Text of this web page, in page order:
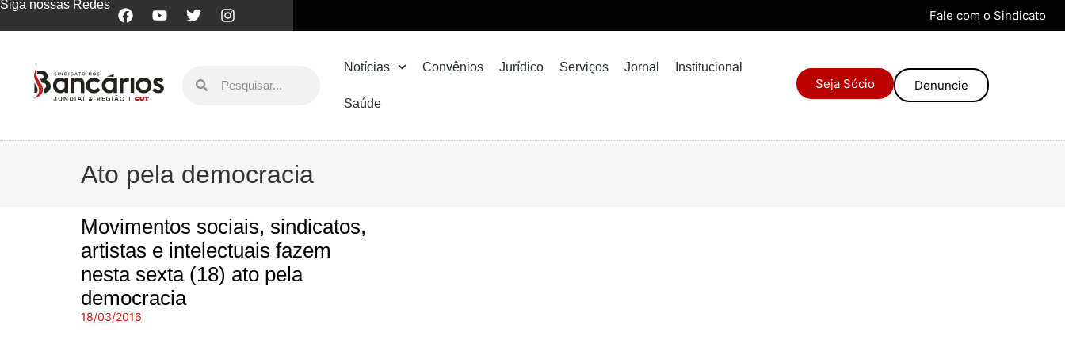
Siga nossas Redes
Fale com o Sindicato
Notícias Convênios Jurídico Serviços Jornal Institucional
Saúde
Seja Sócio Denuncie
Ato pela democracia
Movimentos sociais, sindicatos,
artistas e intelectuais fazem
nesta sexta (18) ato pela
democracia
18/03/2016